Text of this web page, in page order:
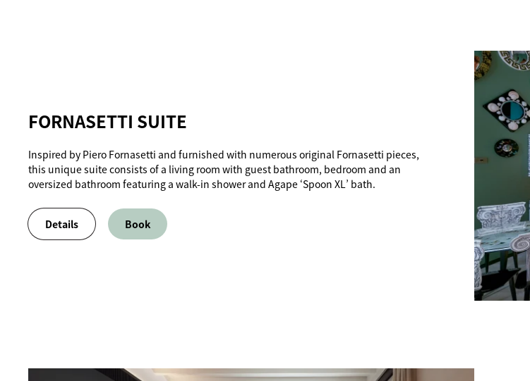
FORNASETTI SUITE
Inspired by Piero Fornasetti and furnished with numerous original Fornasetti pieces,
this unique suite consists of a living room with guest bathroom, bedroom and an
oversized bathroom featuring a walk-in shower and Agape ‘Spoon XL’ bath.
Details Book